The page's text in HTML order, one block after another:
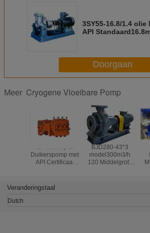
3SY55-16.8/1.4
API
Doorgaan
Meer Cryogene Vloeibare Pomp
Duikerspomp met
API Certificaat
BJD280-43*3
model300m3/h
120 Middelgrote
Veranderingstaal
Dutch